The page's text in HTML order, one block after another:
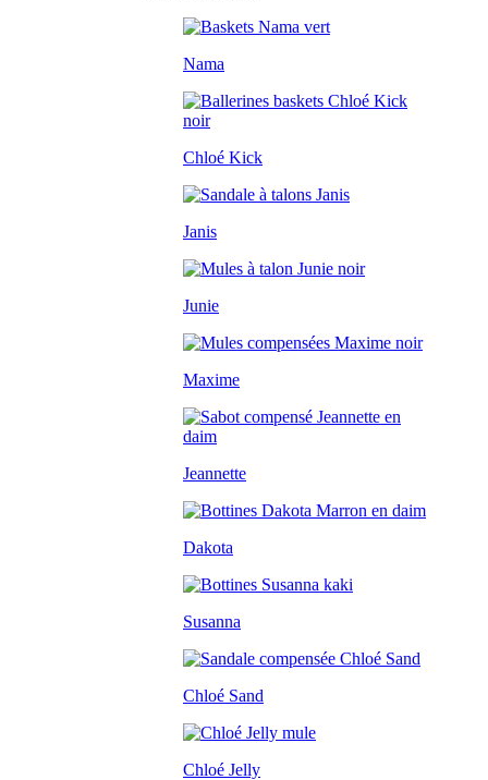
Nama
Chloé Kick
Janis
Junie
Maxime
Jeannette
Dakota
Susanna
Chloé Sand
Chloé Jelly